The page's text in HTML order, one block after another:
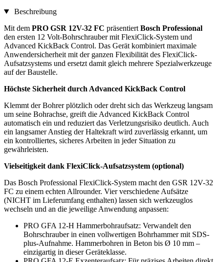
Beschreibung
Mit dem PRO GSR 12V-32 FC präsentiert Bosch Professional
den ersten 12 Volt-Bohrschrauber mit FlexiClick-System und
Advanced KickBack Control. Das Gerät kombiniert maximale
Anwendersicherheit mit der ganzen Flexibilität des FlexiClick-
Aufsatzsystems und ersetzt damit gleich mehrere Spezialwerkzeuge
auf der Baustelle.
Höchste Sicherheit durch Advanced KickBack Control
Klemmt der Bohrer plötzlich oder dreht sich das Werkzeug langsam
um seine Bohrachse, greift die Advanced KickBack Control
automatisch ein und reduziert das Verletzungsrisiko deutlich. Auch
ein langsamer Anstieg der Haltekraft wird zuverlässig erkannt, um
ein kontrolliertes, sicheres Arbeiten in jeder Situation zu
gewährleisten.
Vielseitigkeit dank FlexiClick-Aufsatzsystem (optional)
Das Bosch Professional FlexiClick-System macht den GSR 12V-32
FC zu einem echten Allrounder. Vier verschiedene Aufsätze
(NICHT im Lieferumfang enthalten) lassen sich werkzeuglos
wechseln und an die jeweilige Anwendung anpassen:
PRO GFA 12-H Hammerbohraufsatz: Verwandelt den
Bohrschrauber in einen vollwertigen Bohrhammer mit SDS-
plus-Aufnahme. Hammerbohren in Beton bis Ø 10 mm –
einzigartig in dieser Geräteklasse.